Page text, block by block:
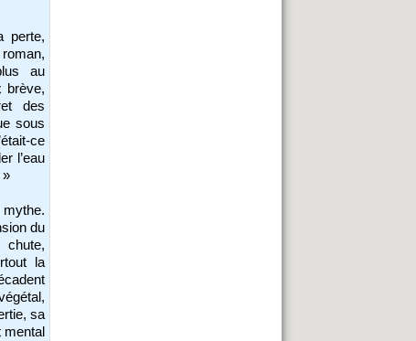
perte,
au
brève,
des
sous
ce
l’eau
»
du
la
sa
mental